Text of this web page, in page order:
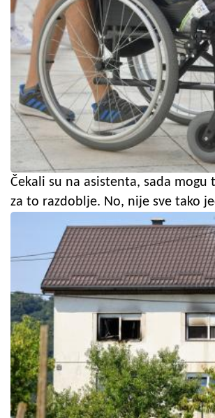
Čekali su na asistenta, sada mogu
za to razdoblje. No, nije sve tako